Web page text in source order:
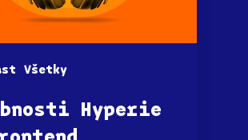
Všetky
Hyperie